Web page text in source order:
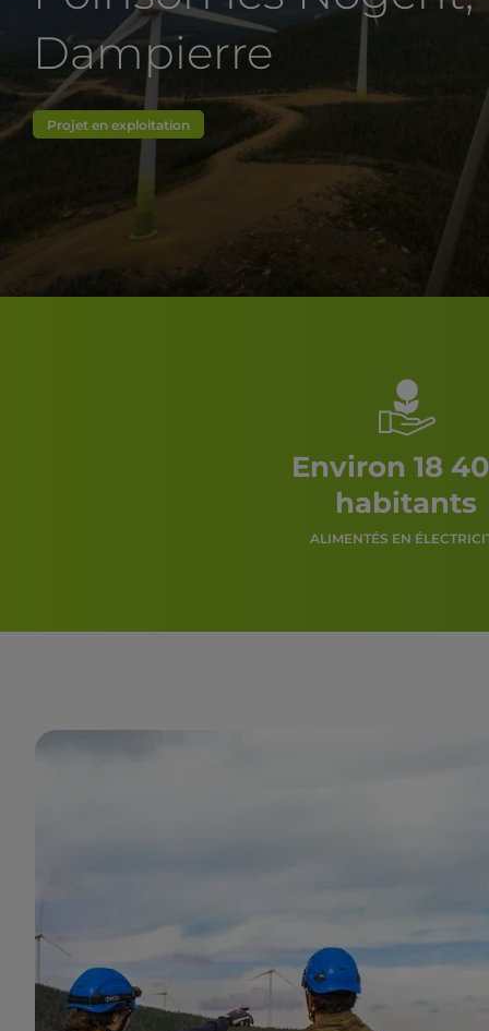
Dampierre
Projet en exploitation
Environ 18
habitants
ALIMENTÉS EN